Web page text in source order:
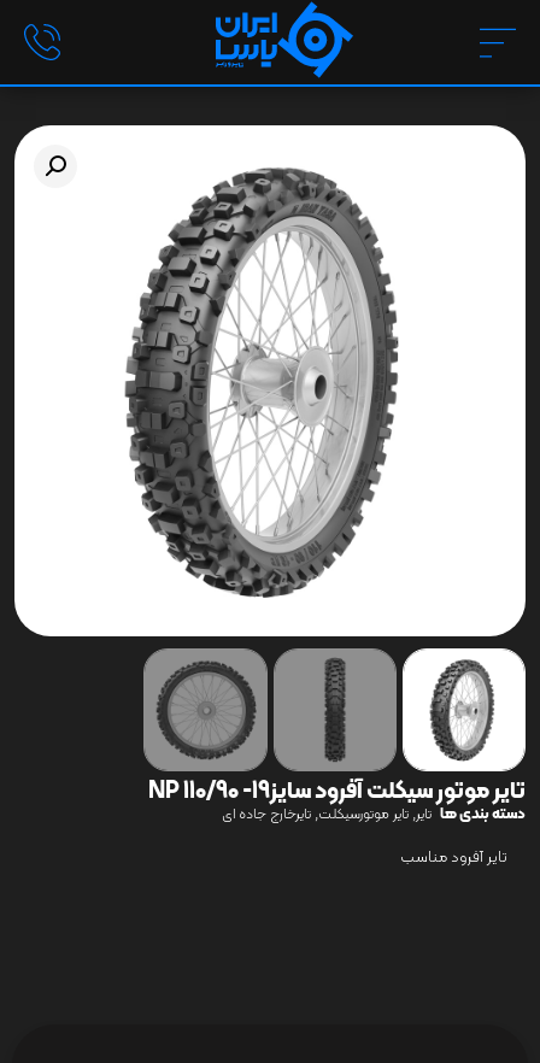
تایر موتور سیکلت آفرود سایز19- 110/90 NP
دسته بندی ها تایر, تایر موتورسیکلت, تایرخارج جاده ای
تایر آفرود مناسب